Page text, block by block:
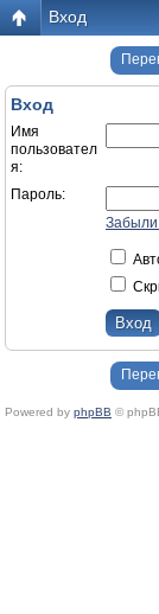
Вход
Вход
Имя
пользовател
я:
Пароль:
Powered by phpBB ©